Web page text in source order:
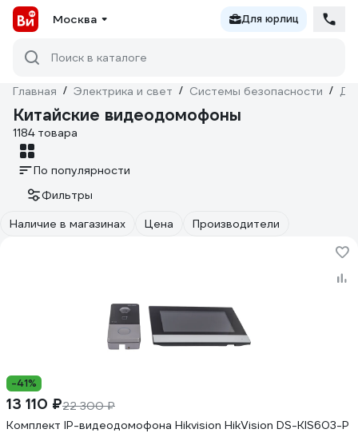
Москва Для юрлиц
Поиск в каталоге
Главная / Электрика и свет / Системы безопасности /
Китайские видеодомофоны
1184 товара
По популярности
Фильтры
Наличие в магазинах
Цена Производители
-41%
13 110 ₽22 300 ₽
Комплект IP-видеодомофона Hikvision HikVision DS-KIS603-P